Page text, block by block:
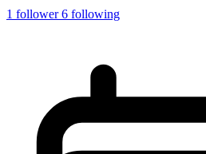
1 follower 6 following